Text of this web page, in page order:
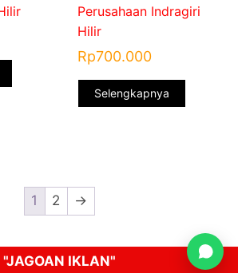
Perusahaan Indragiri
Hilir
Rp700.000
Selengkapnya
1 2 →
"JAGOAN IKLAN"